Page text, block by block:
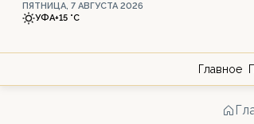
ПЯТНИЦА, 7 АВГУСТА 2026
УФА+15 °С
Главное